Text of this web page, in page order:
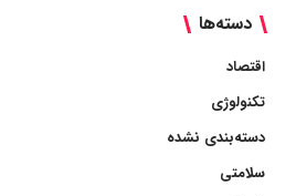
دسته‌ها
اقتصاد
تکنولوژی
دسته‌بندی نشده
سلامتی